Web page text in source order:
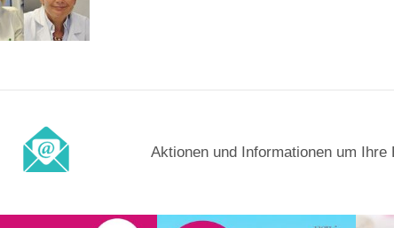
Aktionen und Informationen um Ihre